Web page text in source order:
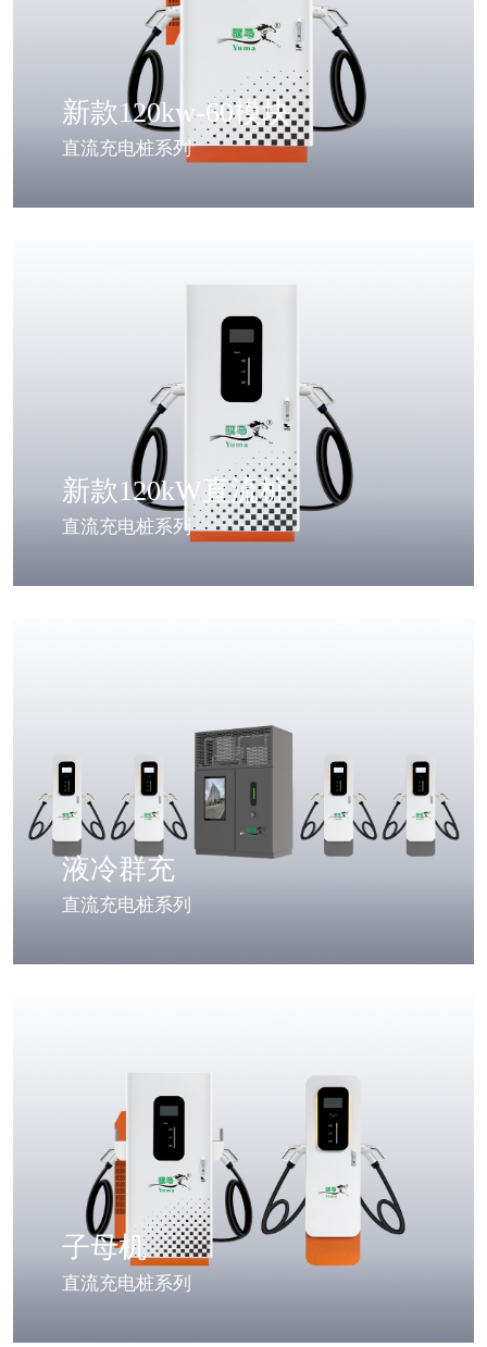
新款120kw-60模块
直流充电桩系列
新款120kW直流桩
直流充电桩系列
液冷群充
直流充电桩系列
子母机
直流充电桩系列